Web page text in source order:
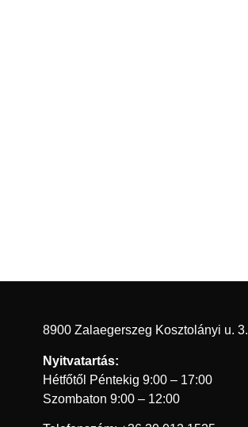
8900 Zalaegerszeg Kosztolányi u. 3.
Nyitvatartás:
Hétfőtől Péntekig 9:00 – 17:00
Szombaton 9:00 – 12:00